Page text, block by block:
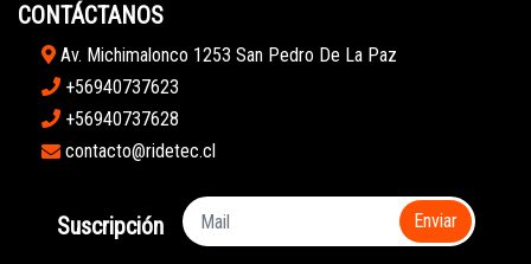
CONTÁCTANOS
Av. Michimalonco 1253 San Pedro De La Paz
+56940737623
+56940737628
contacto@ridetec.cl
Suscripción Enviar